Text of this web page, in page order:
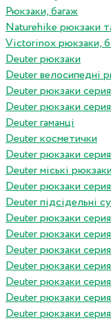
Рюкзаки, багаж
Naturehike рюкзаки
Victorinox рюкзаки,
Deuter рюкзаки
Deuter велосипедні
Deuter рюкзаки
Deuter рюкзаки
Deuter гаманці
Deuter косметички
Deuter рюкзаки
Deuter міські
Deuter рюкзаки
Deuter підсідельні
Deuter рюкзаки
Deuter рюкзаки
Deuter рюкзаки
Deuter рюкзаки
Deuter рюкзаки
Deuter рюкзаки
Deuter рюкзаки